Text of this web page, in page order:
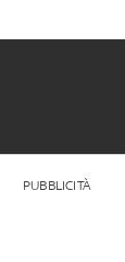
PUBBLICITÀ